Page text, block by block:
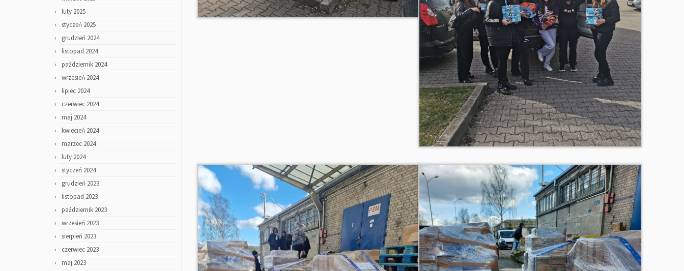
luty 2025
styczeń 2025
grudzień 2024
listopad 2024
październik 2024
wrzesień 2024
lipiec 2024
czerwiec 2024
maj 2024
kwiecień 2024
marzec 2024
luty 2024
styczeń 2024
grudzień 2023
listopad 2023
październik 2023
wrzesień 2023
sierpień 2023
czerwiec 2023
maj 2023